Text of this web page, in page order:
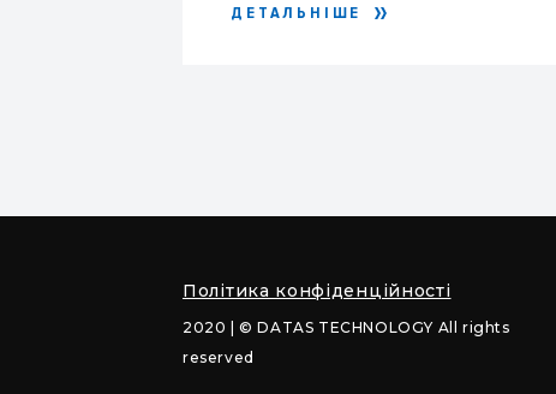
ДЕТАЛЬНІШЕ
Політика конфіденційності
2020 | © DATAS TECHNOLOGY All rights
reserved